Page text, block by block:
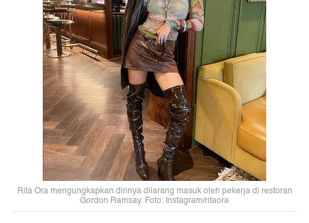
Rita Ora mengungkapkan dirinya dilarang masuk oleh pekerja di restoran
Gordon Ramsay. Foto: Instagram/ritaora